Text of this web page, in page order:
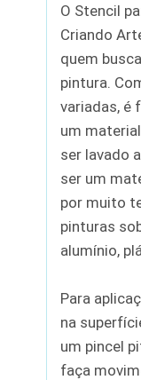
O Stencil
Criando
quem
pintura.
variadas, é
um
ser lavado
ser um
por muito
pinturas
alumínio,
Para
na
um pincel
faça